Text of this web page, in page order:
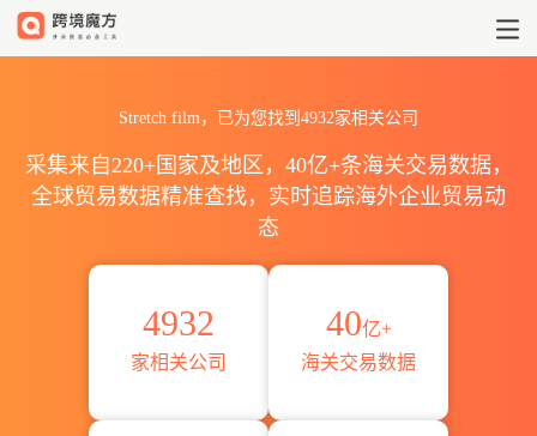
Stretch film，已为您找到4932家相关公司
采集来自220+国家及地区，40亿+条海关交易数据，
全球贸易数据精准查找，实时追踪海外企业贸易动
态
4932
家相关公司
40亿+
海关交易数据